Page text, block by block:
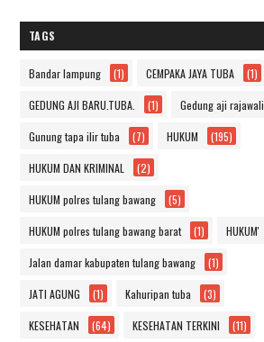
TAGS
Bandar lampung (1) CEMPAKA JAYA TUBA (1)
GEDUNG AJI BARU.TUBA. (1) Gedung aji rajawali.
Gunung tapa ilir tuba (7) HUKUM (195)
HUKUM DAN KRIMINAL (2)
HUKUM polres tulang bawang (5)
HUKUM polres tulang bawang barat (1) HUKUM'
Jalan damar kabupaten tulang bawang (1)
JATI AGUNG (1) Kahuripan tuba (3)
KESEHATAN (64) KESEHATAN TERKINI (11)